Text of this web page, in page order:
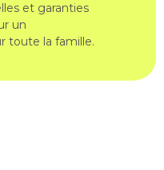
et garanties
un
toute la famille.